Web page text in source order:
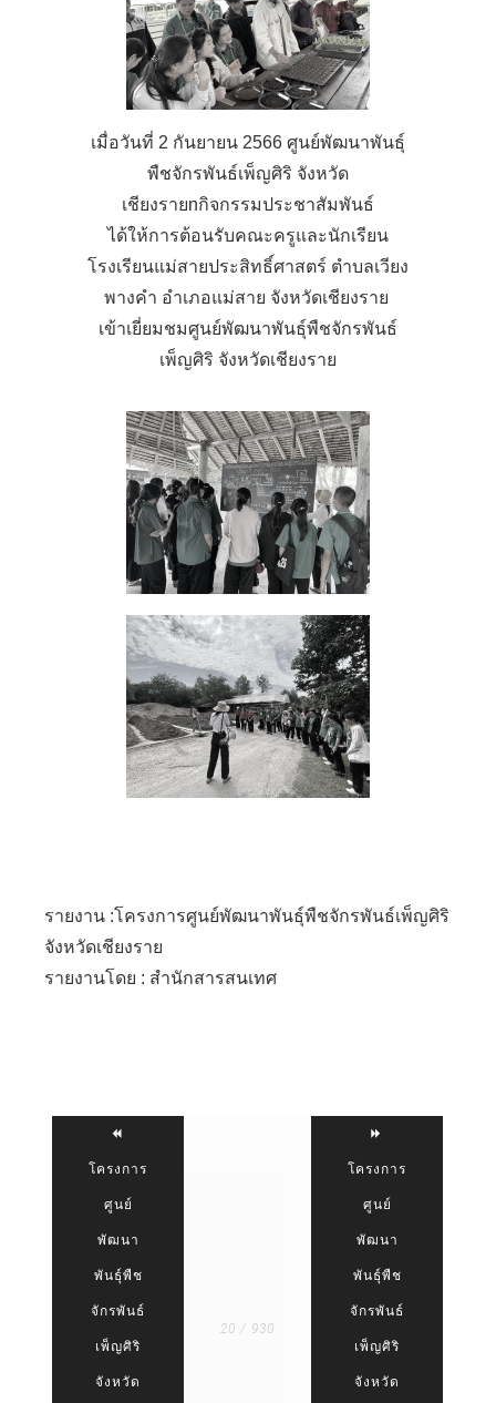
เมื่อวันที่ 2 กันยายน 2566 ศูนย์พัฒนาพันธุ์
พืชจักรพันธ์เพ็ญศิริ จังหวัด
เชียงรายnกิจกรรมประชาสัมพันธ์
ได้ให้การต้อนรับคณะครูและนักเรียน
โรงเรียนแม่สายประสิทธิ์ศาสตร์ ตำบลเวียง
พางคำ อำเภอแม่สาย จังหวัดเชียงราย
เข้าเยี่ยมชมศูนย์พัฒนาพันธุ์พืชจักรพันธ์
เพ็ญศิริ จังหวัดเชียงราย
รายงาน :โครงการศูนย์พัฒนาพันธุ์พืชจักรพันธ์เพ็ญศิริ
จังหวัดเชียงราย
รายงานโดย : สำนักสารสนเทศ
โครงการ
ศูนย์
พัฒนา
พันธุ์พืช
จักรพันธ์
เพ็ญศิริ
จังหวัด
20 / 930
โครงการ
ศูนย์
พัฒนา
พันธุ์พืช
จักรพันธ์
เพ็ญศิริ
จังหวัด